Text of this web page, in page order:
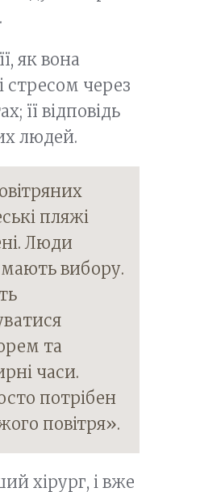
як вона
стресом через
її відповідь
людей.
пляжі
Люди
вибору.
та
часи.
потрібен
повітря».
хірург, і вже